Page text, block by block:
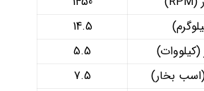
14.5
(کیلووات)
5.5
(اسب بخار)
7.5